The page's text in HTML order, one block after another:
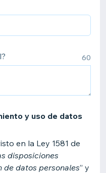
60
y uso de datos
en la Ley 1581 de
disposiciones
de datos personales” y